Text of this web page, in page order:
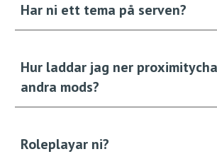
Har ni ett tema på serven?
Hur laddar jag ner
andra mods?
Roleplayar ni?